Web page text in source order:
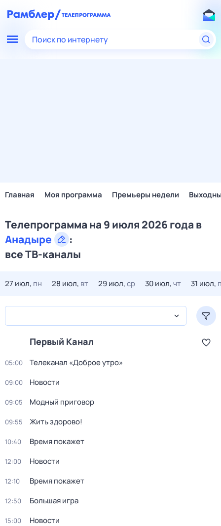
Поиск по интернету
Главная Моя программа Премьеры недели
Телепрограмма на 9 июля 2026 года в
Анадыре
:
все ТВ-каналы
27 июл, пн 28 июл, вт 29 июл,ср 30 июл,чт 31 июл,
Первый Канал
05:00 Телеканал «Доброе утро»
09:00 Новости
09:05 Модный приговор
09:55 Жить здорово!
10:40 Время покажет
12:00 Новости
12:10 Время покажет
12:50 Большая игра
15:00 Новости